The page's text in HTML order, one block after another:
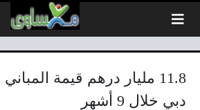
11.8 مليار درهم قيمة
دبي خلال 9 أشهر